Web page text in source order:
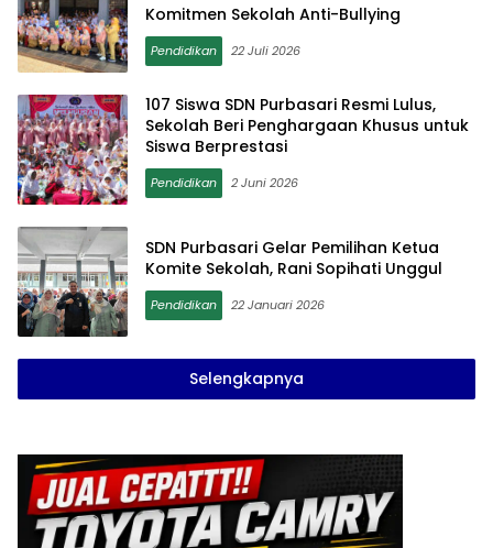
Komitmen Sekolah Anti-Bullying
Pendidikan 22 Juli 2026
107 Siswa SDN Purbasari Resmi Lulus,
Sekolah Beri Penghargaan Khusus untuk
Siswa Berprestasi
Pendidikan 2 Juni 2026
SDN Purbasari Gelar Pemilihan Ketua
Komite Sekolah, Rani Sopihati Unggul
Pendidikan 22 Januari 2026
Selengkapnya